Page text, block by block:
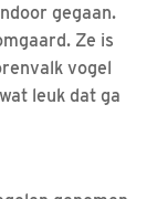
gegaan.
Ze is
vogel
leuk dat ga